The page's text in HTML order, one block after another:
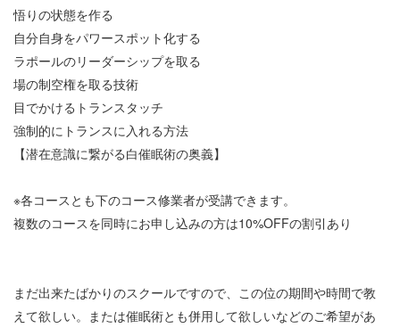
悟りの状態を作る
自分自身をパワースポット化する
ラポールのリーダーシップを取る
場の制空権を取る技術
目でかけるトランスタッチ
強制的にトランスに入れる方法
【潜在意識に繋がる白催眠術の奥義】
※各コースとも下のコース修業者が受講できます。
複数のコースを同時にお申し込みの方は10%OFFの割引あり
まだ出来たばかりのスクールですので、この位の期間や時間で教
えて欲しい。または催眠術とも併用して欲しいなどのご希望があ